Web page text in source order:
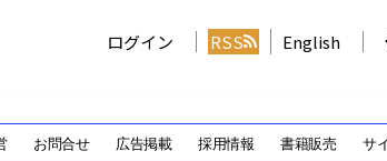
ログイン RSS English
お問合せ 広告掲載 採用情報 書籍販売 サ